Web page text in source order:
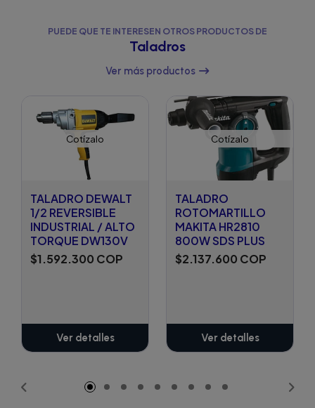
PUEDE QUE TE INTERESEN OTROS PRODUCTOS DE
Taladros
Ver más productos
Cotízalo
TALADRO DEWALT
1/2 REVERSIBLE
INDUSTRIAL / ALTO
TORQUE DW130V
$1.592.300 COP
Ver detalles
Cotízalo
TALADRO
ROTOMARTILLO
MAKITA HR2810
800W SDS PLUS
$2.137.600 COP
Ver detalles